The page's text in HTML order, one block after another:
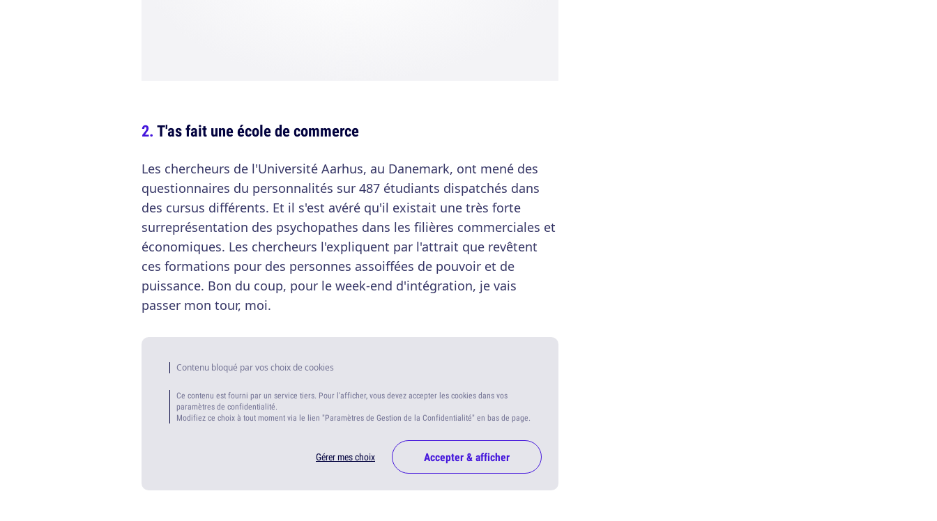
T'as fait une école de commerce
Les chercheurs de l'Université Aarhus, au Danemark, ont mené des
questionnaires du personnalités sur 487 étudiants dispatchés dans
des cursus différents. Et il s'est avéré qu'il existait une très forte
surreprésentation des psychopathes dans les filières commerciales et
économiques. Les chercheurs l'expliquent par l'attrait que revêtent
ces formations pour des personnes assoiffées de pouvoir et de
puissance. Bon du coup, pour le week-end d'intégration, je vais
passer mon tour, moi.
Contenu bloqué par vos choix de cookies
Ce contenu est fourni par un service tiers. Pour l'afficher, vous devez accepter les cookies dans vos
paramètres de confidentialité.
Modifiez ce choix à tout moment via le lien "Paramètres de Gestion de la Confidentialité" en bas de page.
Gérer mes choix Accepter & afficher